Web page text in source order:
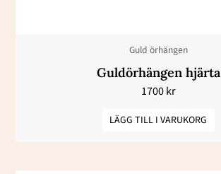
Guld örhängen
Guldörhängen hjärta
1700kr
LÄGG TILL I VARUKORG